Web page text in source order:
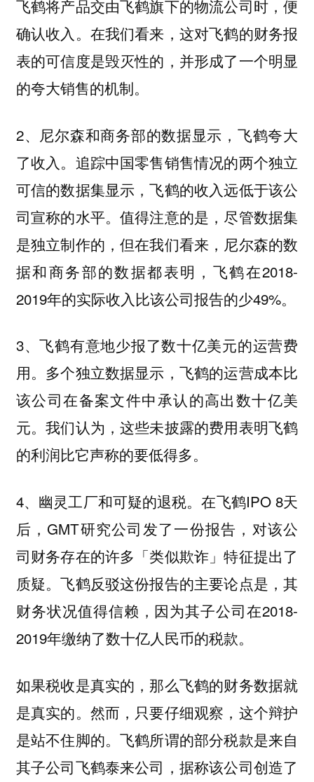
飞鹤将产品交由飞鹤旗下的物流公司时，便
确认收入。在我们看来，这对飞鹤的财务报
表的可信度是毁灭性的，并形成了一个明显
的夸大销售的机制。
2、尼尔森和商务部的数据显示，飞鹤夸大
了收入。追踪中国零售销售情况的两个独立
可信的数据集显示，飞鹤的收入远低于该公
司宣称的水平。值得注意的是，尽管数据集
是独立制作的，但在我们看来，尼尔森的数
据和商务部的数据都表明，飞鹤在2018-
2019年的实际收入比该公司报告的少49%。
3、飞鹤有意地少报了数十亿美元的运营费
用。多个独立数据显示，飞鹤的运营成本比
该公司在备案文件中承认的高出数十亿美
元。我们认为，这些未披露的费用表明飞鹤
的利润比它声称的要低得多。
4、幽灵工厂和可疑的退税。在飞鹤IPO 8天
后，GMT研究公司发了一份报告，对该公
司财务存在的许多「类似欺诈」特征提出了
质疑。飞鹤反驳这份报告的主要论点是，其
财务状况值得信赖，因为其子公司在2018-
2019年缴纳了数十亿人民币的税款。
如果税收是真实的，那么飞鹤的财务数据就
是真实的。然而，只要仔细观察，这个辩护
是站不住脚的。飞鹤所谓的部分税款是来自
其子公司飞鹤泰来公司，据称该公司创造了